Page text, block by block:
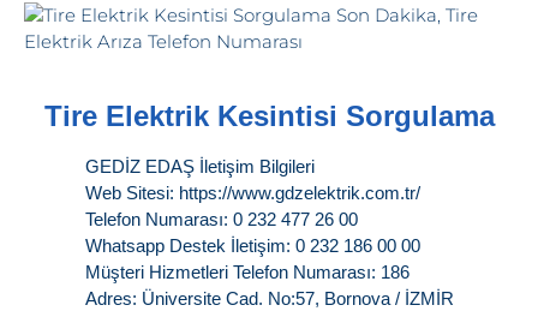
Tire Elektrik Kesintisi Sorgulama
GEDİZ EDAŞ İletişim Bilgileri
Web Sitesi: https://www.gdzelektrik.com.tr/
Telefon Numarası: 0 232 477 26 00
Whatsapp Destek İletişim: 0 232 186 00 00
Müşteri Hizmetleri Telefon Numarası: 186
Adres: Üniversite Cad. No:57, Bornova / İZMİR